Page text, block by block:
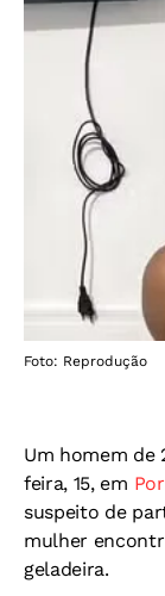
Foto: Reprodução
Um homem de
feira, 15, em
suspeito de
mulher
geladeira.